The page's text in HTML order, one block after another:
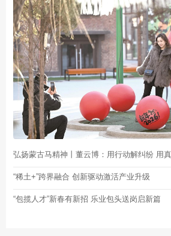
弘扬蒙古马精神丨董云博：用行动解纠纷 用
“稀土+”跨界融合 创新驱动激活产业升级
“包揽人才”新春有新招 乐业包头送岗启新篇